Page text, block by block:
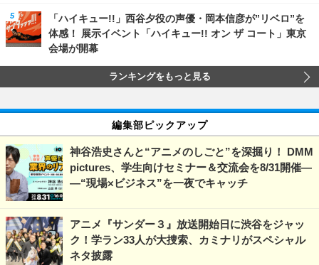
「ハイキュー!!」西谷夕役の声優・岡本信彦が”リベロ”を
体感！ 展示イベント「ハイキュー!! オン ザ コート」東京
会場が開幕
ランキングをもっと見る
編集部ピックアップ
神谷浩史さんと“アニメのしごと”を深掘り！ DMM
pictures、学生向けセミナー＆交流会を8/31開催―
―“現場×ビジネス”を一夜でキャッチ
アニメ『サンダー３』放送開始日に渋谷をジャッ
ク！学ラン33人が大捜索、カミナリがスペシャル
ネタ披露